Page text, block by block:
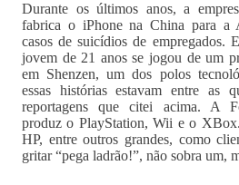
Durante os últimos anos, a
fabrica o iPhone na China para a
casos de suicídios de empregados.
jovem de 21 anos se jogou de um
em Shenzen, um dos polos
essas histórias estavam entre as
reportagens que citei acima. A
produz o PlayStation, Wii e o
HP, entre outros grandes, como
gritar “pega ladrão!”, não sobra um,